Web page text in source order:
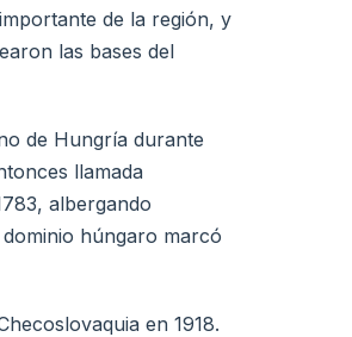
de la región, y
las bases del
de Hungría durante
llamada
albergando
húngaro marcó
en 1918.